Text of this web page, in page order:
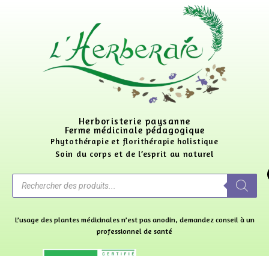
Herboristerie paysanne
Ferme médicinale pédagogique
Phytothérapie et florithérapie holistique
Soin du corps et de l’esprit au naturel
L’usage des plantes médicinales n’est pas anodin, demandez conseil à un
professionnel de santé